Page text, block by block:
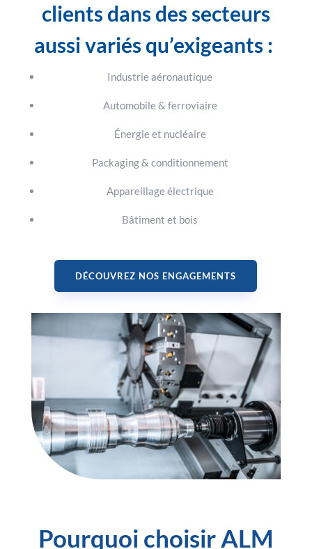
clients dans des secteurs
aussi variés qu’exigeants :
Industrie aéronautique
Automobile & ferroviaire
Énergie et nucléaire
Packaging & conditionnement
Appareillage électrique
Bâtiment et bois
DÉCOUVREZ NOS ENGAGEMENTS
Pourquoi choisir ALM